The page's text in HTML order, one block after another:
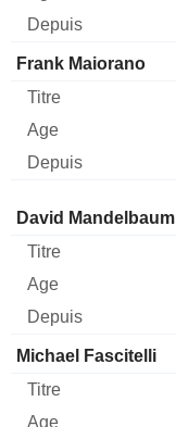
Frank Maiorano
Administrateur Titre
David Mandelbaum
Michael Fascitelli